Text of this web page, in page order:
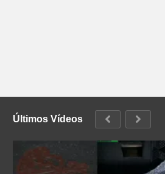
Últimos Vídeos